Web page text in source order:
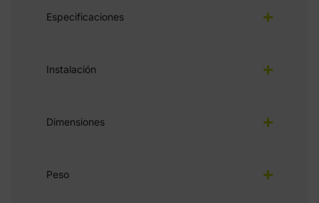
Especificaciones
Instalación
Dimensiones
Peso